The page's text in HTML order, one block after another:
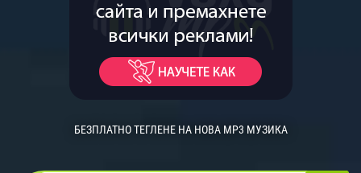
БЕЗПЛАТНО ТЕГЛЕНЕ НА НОВА MP3 МУЗИКА